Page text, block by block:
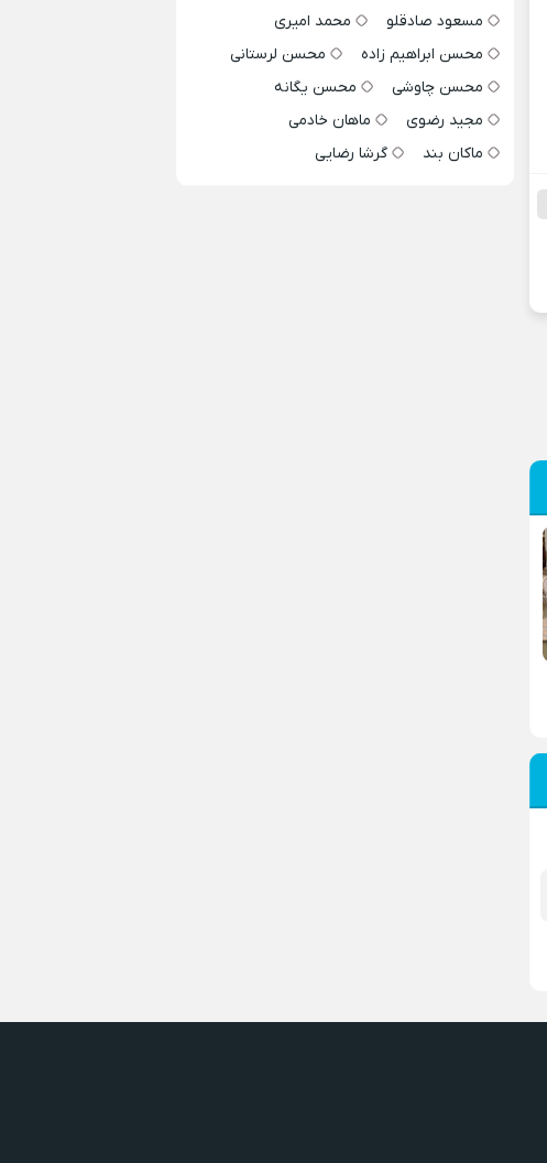
مسعود صادقلو
محمد امیری
محسن ابراهیم زاده
محسن لرستانی
محسن چاوشی
محسن یگانه
مجید رضوی
ماهان خادمی
ماکان بند
گرشا رضایی